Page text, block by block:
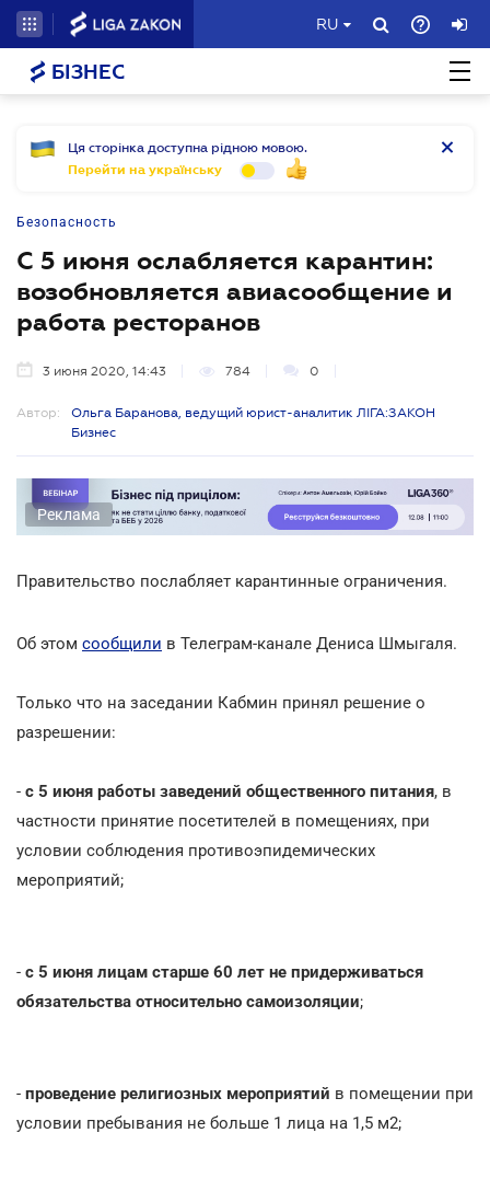
RU
БІЗНЕС
Ця сторінка доступна рідною мовою.
Перейти на українську
Безопасность
С 5 июня ослабляется карантин:
возобновляется авиасообщение и
работа ресторанов
3 июня 2020, 14:43 784 0
Автор:
Ольга Баранова, ведущий юрист-аналитик ЛІГА:ЗАКОН
Бизнес
Реклама
Правительство послабляет карантинные ограничения.
Об этом сообщили в Телеграм-канале Дениса Шмыгаля.
Только что на заседании Кабмин принял решение о
разрешении:
- с 5 июня работы заведений общественного питания, в
частности принятие посетителей в помещениях, при
условии соблюдения противоэпидемических
мероприятий;
- с 5 июня лицам старше 60 лет не придерживаться
обязательства относительно самоизоляции;
- проведение религиозных мероприятий в помещении при
условии пребывания не больше 1 лица на 1,5 м2;